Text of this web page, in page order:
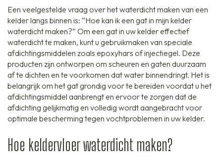
Een veelgestelde vraag over het waterdicht maken van een
kelder langs binnen is: “Hoe kan ik een gat in mijn kelder
waterdicht maken?” Om een gat in uw kelder effectief
waterdicht te maken, kunt u gebruikmaken van speciale
afdichtingsmiddelen zoals epoxyhars of injectiegel. Deze
producten zijn ontworpen om scheuren en gaten duurzaam
af te dichten en te voorkomen dat water binnendringt. Het is
belangrijk om het gat grondig voor te bereiden voordat u het
afdichtingsmiddel aanbrengt en ervoor te zorgen dat de
afdichting gelijkmatig en volledig wordt aangebracht voor
optimale bescherming tegen vochtproblemen in uw kelder.
Hoe keldervloer waterdicht maken?